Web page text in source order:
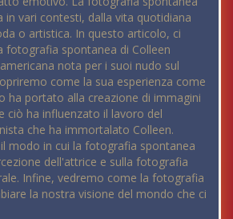
in vari contesti, dalla vita quotidiana
o artistica. In questo articolo, ci
fotografia spontanea di Colleen
nota per i suoi nudo sul
come la sua esperienza come
ha portato alla creazione di immagini
ciò ha influenzato il lavoro del
che ha immortalato Colleen.
modo in cui la fotografia spontanea
dell'attrice e sulla fotografia
Infine, vedremo come la fotografia
la nostra visione del mondo che ci